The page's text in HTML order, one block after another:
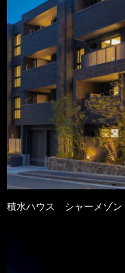
積水ハウス シャーメゾ